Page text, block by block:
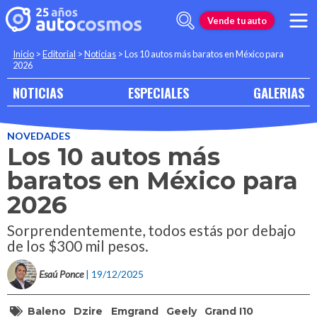
Vende tu auto
Inicio >Editorial >Noticias >Los 10 autos más baratos en México para
2026
NOTICIAS ESPECIALES GALERIAS
NOVEDADES
Los 10 autos más
baratos en México para
2026
Sorprendentemente, todos estás por debajo
de los $300 mil pesos.
Esaú Ponce | 19/12/2025
Baleno Dzire Emgrand Geely
Grand I10